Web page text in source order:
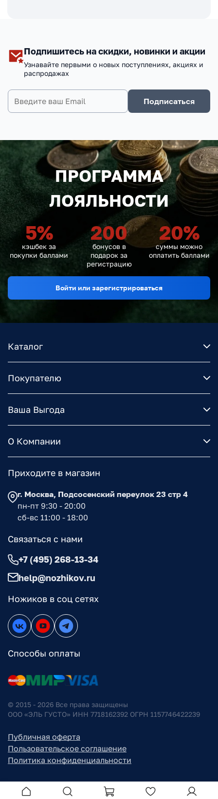
Подпишитесь на скидки, новинки и акции
Узнавайте первыми о новых поступлениях, акциях и
распродажах
Подписаться
ПРОГРАММА
ЛОЯЛЬНОСТИ
5%
кэшбек за
покупки баллами
200
бонусов в
подарок за
регистрацию
20%
суммы можно
оплатить баллами
Войти или зарегистрироваться
Каталог
Покупателю
Ваша Выгода
О Компании
Ножиков в соц сетях
Способы оплаты
Приходите в магазин
г. Москва, Подсосенский переулок 23 стр 4
пн-пт 9:30 - 20:00
сб-вс 11:00 - 18:00
Связаться с нами
+7 (495) 268-13-34
help@nozhikov.ru
© 2015 - 2026 Все права защищены
ООО «ЭЛЬ ГУСТО» ИНН 7718162392 ОГРН 1157746422239
Публичная оферта
Пользовательское соглашение
Политика конфиденциальности